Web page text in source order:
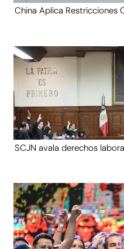
China Aplica Restricciones
SCJN avala derechos